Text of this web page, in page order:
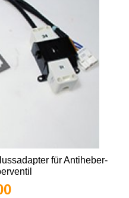
für Antiheber-
